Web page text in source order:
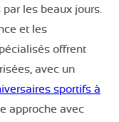
les beaux jours.
et les
offrent
avec un
sportifs à
approche avec